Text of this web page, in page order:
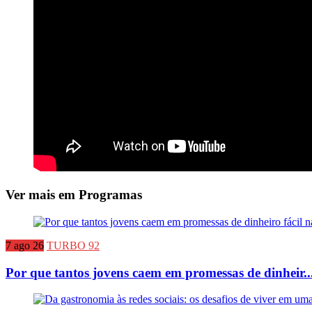
Ver mais em Programas
7 ago 26 TURBO 92
Por que tantos jovens caem em promessas de